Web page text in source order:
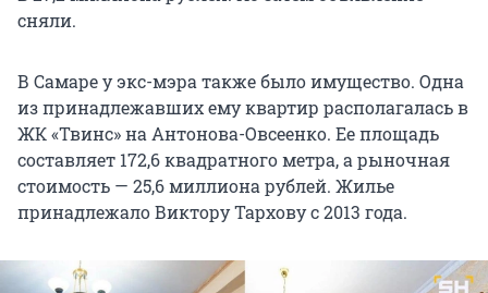
сняли.
В Самаре у экс-мэра также было имущество. Одна
из принадлежавших ему квартир располагалась в
ЖК «Твинс» на Антонова-Овсеенко. Ее площадь
составляет 172,6 квадратного метра, а рыночная
стоимость — 25,6 миллиона рублей. Жилье
принадлежало Виктору Тархову с 2013 года.